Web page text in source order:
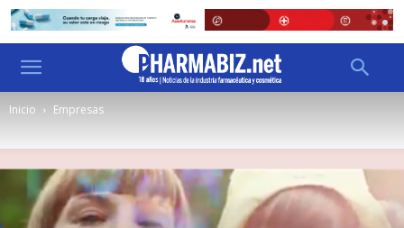
Inicio Empresas